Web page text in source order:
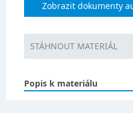
Zobrazit dokumenty
STÁHNOUT MATERIÁL
Popis k materiálu